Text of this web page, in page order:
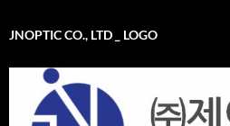
JNOPTIC CO., LTD _ LOGO